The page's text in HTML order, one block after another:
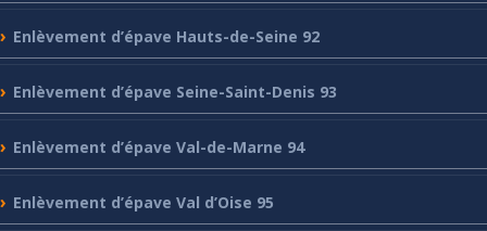
Enlèvement d’épave Hauts-de-Seine 92
Enlèvement d’épave Seine-Saint-Denis 93
Enlèvement d’épave Val-de-Marne 94
Enlèvement d’épave Val d’Oise 95